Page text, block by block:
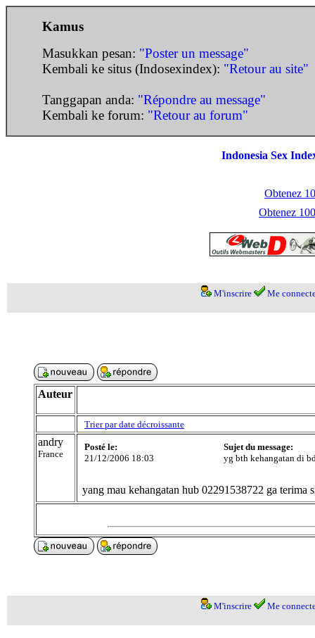
Kamus
Masukkan pesan: "Poster un message"
Kembali ke situs (Indosexindex): "Retour au site"
Tanggapan anda: "Répondre au message"
Kembali ke forum: "Retour au forum"
Indonesia Sex
Obtenez
Obtenez
M'inscrire Me
Auteur
Trier par date décroissante
andry
France
Posté le:
21/12/2006 18:03
Sujet du message:
yg bth kehangatan di
yang mau kehangatan hub 02291538722 ga terima
M'inscrire Me